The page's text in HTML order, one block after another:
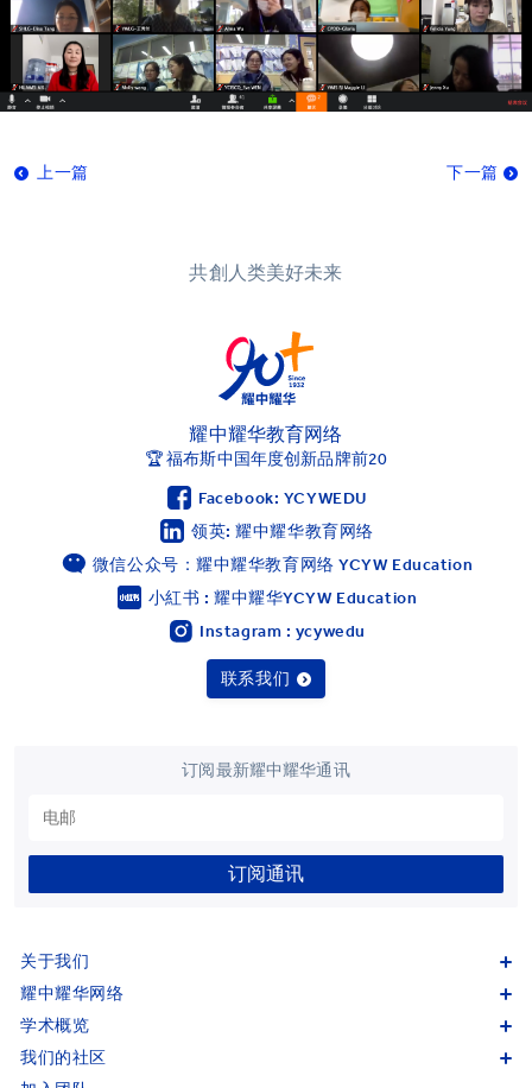
上一篇 下一篇
共創人类美好未来
耀中耀华教育网络
🏆 福布斯中国年度创新品牌前20
Facebook: YCYWEDU
领英: 耀中耀华教育网络
微信公众号：耀中耀华教育网络 YCYW Education
小紅书 : 耀中耀华YCYW Education
Instagram : ycywedu
联系我们
订阅最新耀中耀华通讯
订阅通讯
关于我们
耀中耀华网络
学术概览
我们的社区